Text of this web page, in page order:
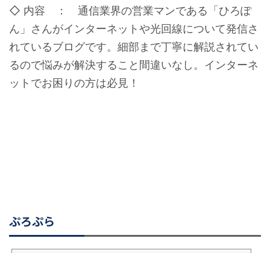
◇ 内容 ： 通信業界の営業マンである「ひろぽ
ん」さんがインターネットや光回線について発信さ
れているブログです。細部まで丁寧に解説されてい
るので悩みが解決すること間違いなし。インターネ
ットでお困りの方は必見！
ぷろぷら